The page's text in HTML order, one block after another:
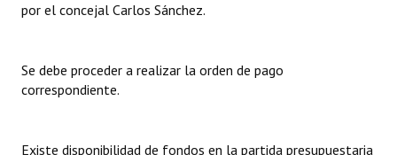
Comunicaciones
Declaraciones
por el concejal Carlos Sánchez.
Se debe proceder a realizar la orden de pago
correspondiente.
Existe disponibilidad de fondos en la partida presupuestaria